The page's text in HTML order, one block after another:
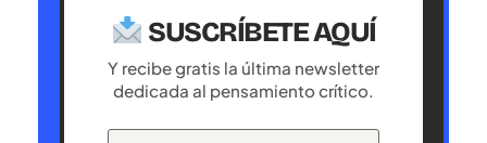
SUSCRÍBETE AQUÍ
Y recibe gratis la última newsletter
dedicada al pensamiento crítico.